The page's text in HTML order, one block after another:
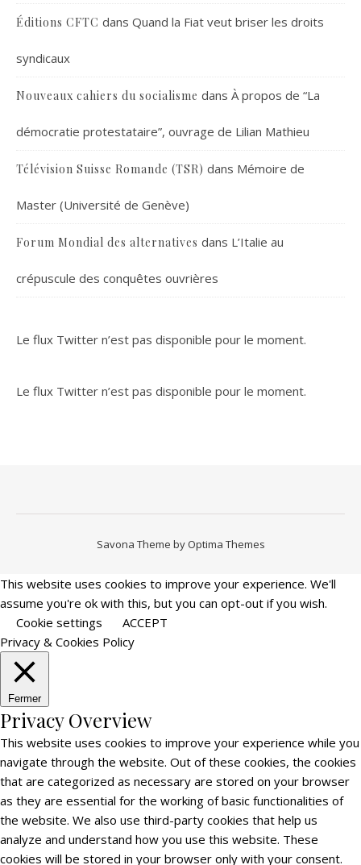
Éditions CFTC dans Quand la Fiat veut briser les droits
syndicaux
Nouveaux cahiers du socialisme dans À propos de “La
démocratie protestataire”, ouvrage de Lilian Mathieu
Télévision Suisse Romande (TSR) dans Mémoire de
Master (Université de Genève)
Forum Mondial des alternatives dans L’Italie au
crépuscule des conquêtes ouvrières
Le flux Twitter n’est pas disponible pour le moment.
Le flux Twitter n’est pas disponible pour le moment.
Savona Theme by Optima Themes
This website uses cookies to improve your experience. We'll
assume you're ok with this, but you can opt-out if you wish.
Cookie settings
ACCEPT
Privacy & Cookies Policy
Fermer
Privacy Overview
This website uses cookies to improve your experience while you
navigate through the website. Out of these cookies, the cookies
that are categorized as necessary are stored on your browser
as they are essential for the working of basic functionalities of
the website. We also use third-party cookies that help us
analyze and understand how you use this website. These
cookies will be stored in your browser only with your consent.